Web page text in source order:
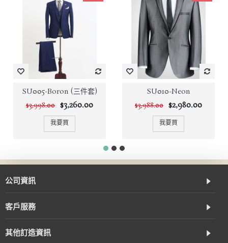
SU005-Boron (三件套)
$3,998.00 $3,260.00
我要買
SU010-Neon
$3,988.00 $2,980.00
我要買
公司資訊
客戶服務
其他訂造資訊